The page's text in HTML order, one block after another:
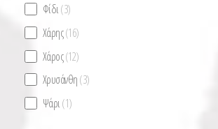
Φίδι(3)
Χάρης(16)
Χάρος(12)
Χρυσάνθη(3)
Ψάρι(1)